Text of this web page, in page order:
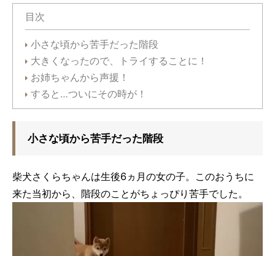
目次
小さな頃から苦手だった階段
大きくなったので、トライすることに！
お姉ちゃんから声援！
すると…ついにその時が！
小さな頃から苦手だった階段
柴犬さくらちゃんは生後6ヵ月の女の子。このおうちに
来た当初から、階段のことがちょっぴり苦手でした。